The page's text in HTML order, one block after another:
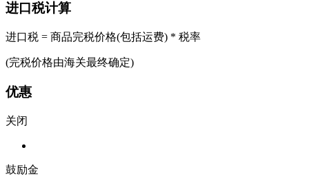
进口税计算
进口税 = 商品完税价格(包括运费) * 税率
(完税价格由海关最终确定)
优惠
关闭
鼓励金